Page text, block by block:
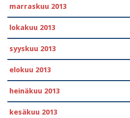
marraskuu 2013
lokakuu 2013
syyskuu 2013
elokuu 2013
heinäkuu 2013
kesäkuu 2013